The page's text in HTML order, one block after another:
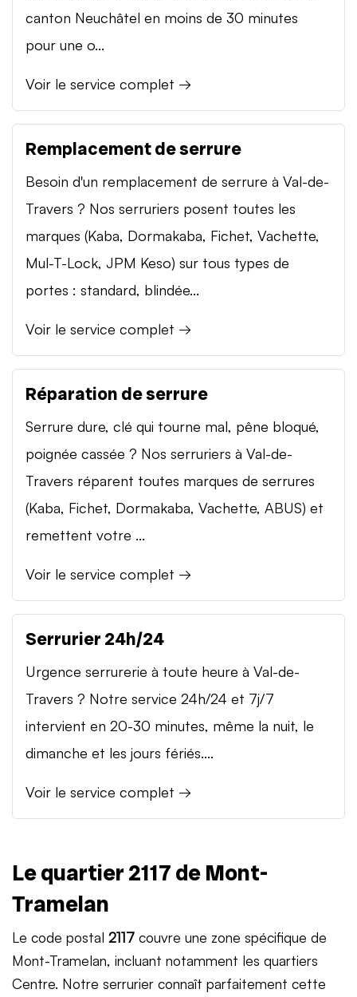
canton Neuchâtel en moins de 30 minutes
pour une o...
Voir le service complet →
Remplacement de serrure
Besoin d'un remplacement de serrure à Val-de-
Travers ? Nos serruriers posent toutes les
marques (Kaba, Dormakaba, Fichet, Vachette,
Mul-T-Lock, JPM Keso) sur tous types de
portes : standard, blindée...
Voir le service complet →
Réparation de serrure
Serrure dure, clé qui tourne mal, pêne bloqué,
poignée cassée ? Nos serruriers à Val-de-
Travers réparent toutes marques de serrures
(Kaba, Fichet, Dormakaba, Vachette, ABUS) et
remettent votre ...
Voir le service complet →
Serrurier 24h/24
Urgence serrurerie à toute heure à Val-de-
Travers ? Notre service 24h/24 et 7j/7
intervient en 20-30 minutes, même la nuit, le
dimanche et les jours fériés....
Voir le service complet →
Le quartier 2117 de Mont-
Tramelan
Le code postal 2117 couvre une zone spécifique de
Mont-Tramelan, incluant notamment les quartiers
Centre. Notre serrurier connaît parfaitement cette